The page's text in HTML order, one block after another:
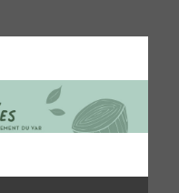
du Var